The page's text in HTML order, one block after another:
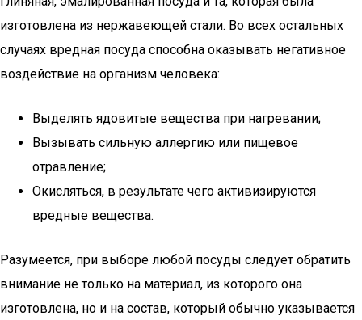
изготовлена из нержавеющей стали. Во всех остальных
случаях вредная посуда способна оказывать негативное
воздействие на организм человека:
Выделять ядовитые вещества при нагревании;
Вызывать сильную аллергию или пищевое
отравление;
Окисляться, в результате чего активизируются
вредные вещества.
Разумеется, при выборе любой посуды следует обратить
внимание не только на материал, из которого она
изготовлена, но и на состав, который обычно указывается